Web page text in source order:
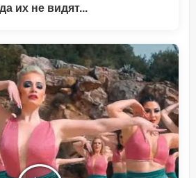
их не видят...